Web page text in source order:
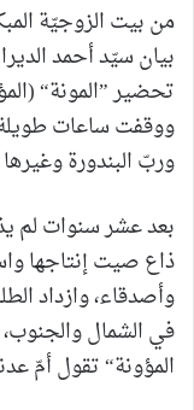
من بيت الزوجيّة
بيان سيّد أحمد
تحضير ”المونة“
ووقفت ساعات طويلة
وربّ البندورة
بعد عشر سنوات لم
ذاع صيت إنتاجها
وأصدقاء، وازداد
في الشمال
المؤونة“ تقول أمّ